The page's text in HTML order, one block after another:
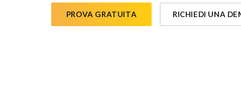
PROVA GRATUITA RICHIEDI UNA